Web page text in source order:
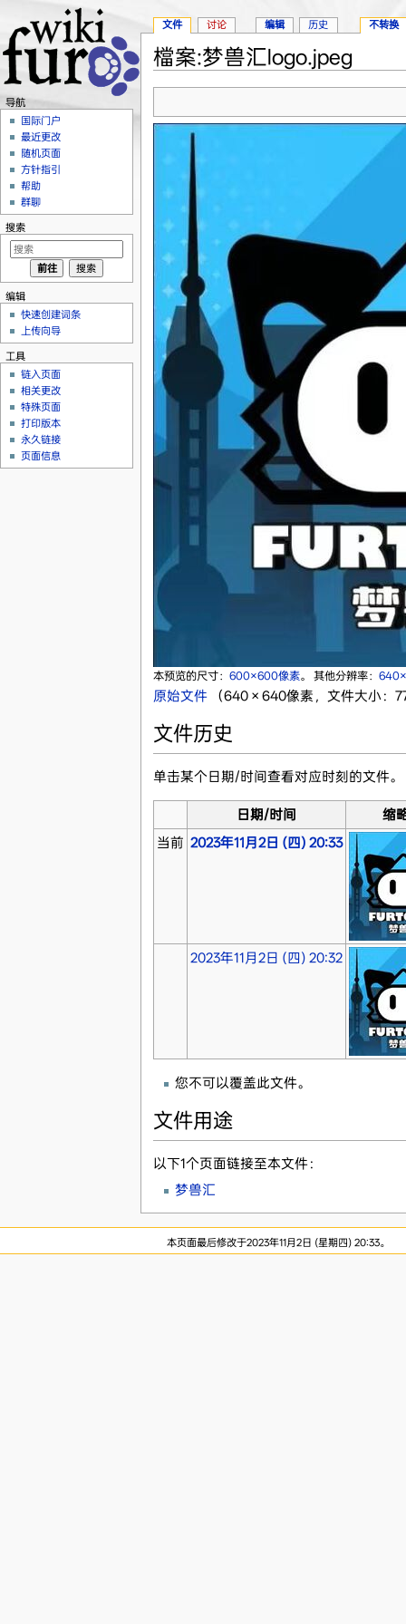
檔案:梦兽汇logo.jpeg
本预览的尺寸： 600×600像素。 其他分辨率：
原始文件‎ （640 × 640像素，文件大小：
文件历史
单击某个日期/时间查看对应时刻的文件。
日期/时间
缩
当前 2023年11月2日 (四) 20:33
2023年11月2日 (四) 20:32
您不可以覆盖此文件。
文件用途
以下1个页面链接至本文件：
梦兽汇
文件 讨论 编辑 历史 不转换
导航
国际门户
最近更改
随机页面
方针指引
帮助
群聊
搜索
编辑
快速创建词条
上传向导
工具
链入页面
相关更改
特殊页面
打印版本
永久链接
页面信息
本页面最后修改于2023年11月2日 (星期四) 20:33。